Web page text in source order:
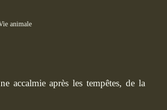
animale
accalmie après les tempêtes, de la